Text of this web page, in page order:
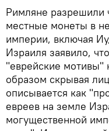
Римляне разрешили
местные монеты в
империи, включая
Израиля заявило,
"еврейские мотивы"
образом скрывая
описывается как
евреев на земле
могущественной